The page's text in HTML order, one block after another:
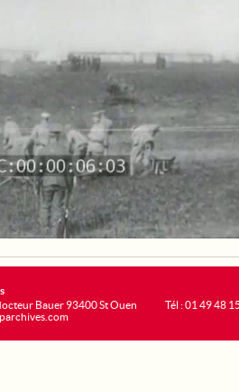
Bauer 93400 St Ouen
Tél : 01 49 48